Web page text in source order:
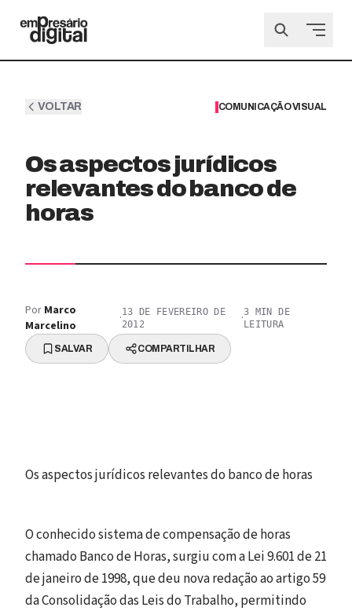
VOLTAR COMUNICAÇÃO VISUAL
Os aspectos jurídicos
relevantes do banco de
horas
Por Marco
Marcelino
·13 DE FEVEREIRO DE
2012
·3 MIN DE
LEITURA
SALVAR COMPARTILHAR
Os aspectos jurídicos relevantes do banco de horas
O conhecido sistema de compensação de horas
chamado Banco de Horas, surgiu com a Lei 9.601 de 21
de janeiro de 1998, que deu nova redação ao artigo 59
da Consolidação das Leis do Trabalho, permitindo